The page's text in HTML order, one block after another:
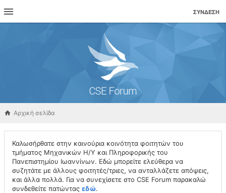
ΣΎΝΔΕΣΗ
Αρχική σελίδα
Καλωσήρθατε στην καινούρια κοινότητα φοιτητών του
τμήματος Μηχανικών Η/Υ και Πληροφορικής του
Πανεπιστημίου Ιωαννίνων. Εδώ μπορείτε ελεύθερα να
συζητάτε με άλλους φοιτητές/τριες, να ανταλλάζετε απόψεις,
και άλλα πολλά. Για να συνεχίσετε στο CSE Forum παρακαλώ
συνδεθείτε πατώντας εδώ.